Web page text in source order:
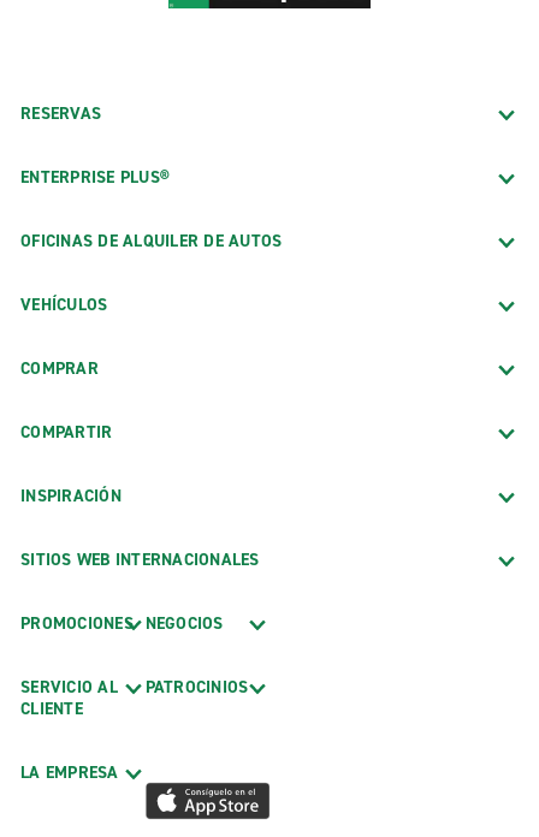
RESERVAS
ENTERPRISE PLUS®
OFICINAS DE ALQUILER DE AUTOS
VEHÍCULOS
COMPRAR
COMPARTIR
INSPIRACIÓN
SITIOS WEB INTERNACIONALES
PROMOCIONES
SERVICIO AL
CLIENTE
LA EMPRESA
NEGOCIOS
PATROCINIOS